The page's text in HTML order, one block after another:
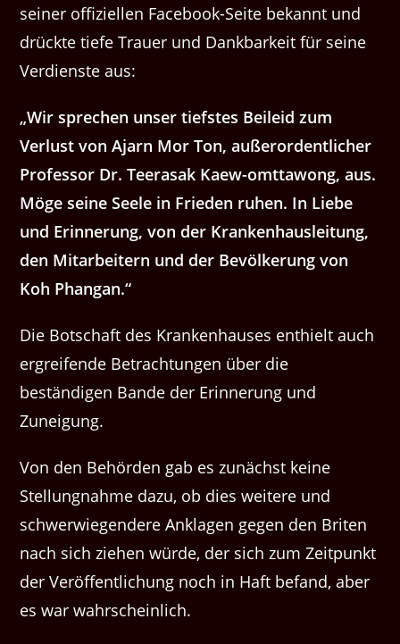
seiner offiziellen Facebook-Seite bekannt und
drückte tiefe Trauer und Dankbarkeit für seine
Verdienste aus:
„Wir sprechen unser tiefstes Beileid zum
Verlust von Ajarn Mor Ton, außerordentlicher
Professor Dr. Teerasak Kaew-omttawong, aus.
Möge seine Seele in Frieden ruhen. In Liebe
und Erinnerung, von der Krankenhausleitung,
den Mitarbeitern und der Bevölkerung von
Koh Phangan.“
Die Botschaft des Krankenhauses enthielt auch
ergreifende Betrachtungen über die
beständigen Bande der Erinnerung und
Zuneigung.
Von den Behörden gab es zunächst keine
Stellungnahme dazu, ob dies weitere und
schwerwiegendere Anklagen gegen den Briten
nach sich ziehen würde, der sich zum Zeitpunkt
der Veröffentlichung noch in Haft befand, aber
es war wahrscheinlich.